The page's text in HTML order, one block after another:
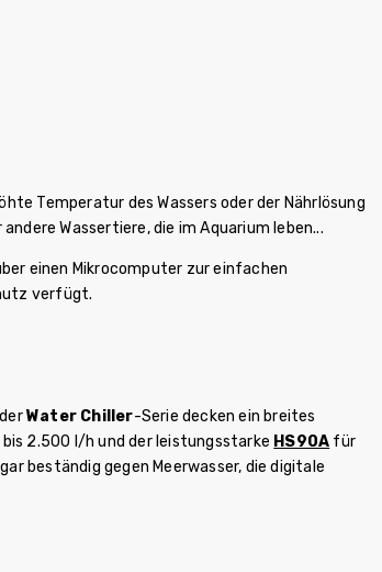
Temperatur des Wassers oder der Nährlösung
Wassertiere, die im Aquarium leben...
einen Mikrocomputer zur einfachen
verfügt.
Water Chiller-Serie decken ein breites
2.500 l/h und der leistungsstarke HS90A für
beständig gegen Meerwasser, die digitale